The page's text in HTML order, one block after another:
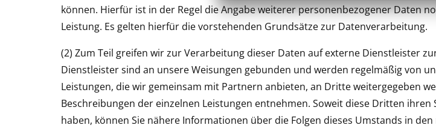
können. Hierfür ist in der Regel die Angabe weiterer personenbezogener Daten
Leistung. Es gelten hierfür die vorstehenden Grundsätze zur Datenverarbeitung.
(2) Zum Teil greifen wir zur Verarbeitung dieser Daten auf externe Dienstleister
Dienstleister sind an unsere Weisungen gebunden und werden regelmäßig von
Leistungen, die wir gemeinsam mit Partnern anbieten, an Dritte weitergegeben
Beschreibungen der einzelnen Leistungen entnehmen. Soweit diese Dritten
haben, können Sie nähere Informationen über die Folgen dieses Umstands in